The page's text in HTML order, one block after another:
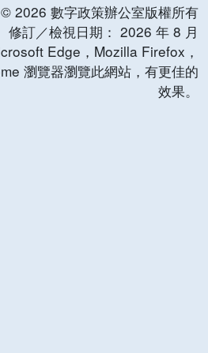
© 2026 數字政策辦公室版權所有
修訂／檢視日期： 2026 年 8 月
Edge，Mozilla Firefox，
瀏覽器瀏覽此網站，有更佳的
效果。